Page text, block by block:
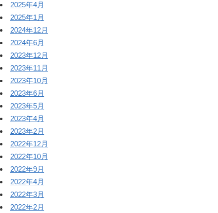
2025年4月
2025年1月
2024年12月
2024年6月
2023年12月
2023年11月
2023年10月
2023年6月
2023年5月
2023年4月
2023年2月
2022年12月
2022年10月
2022年9月
2022年4月
2022年3月
2022年2月